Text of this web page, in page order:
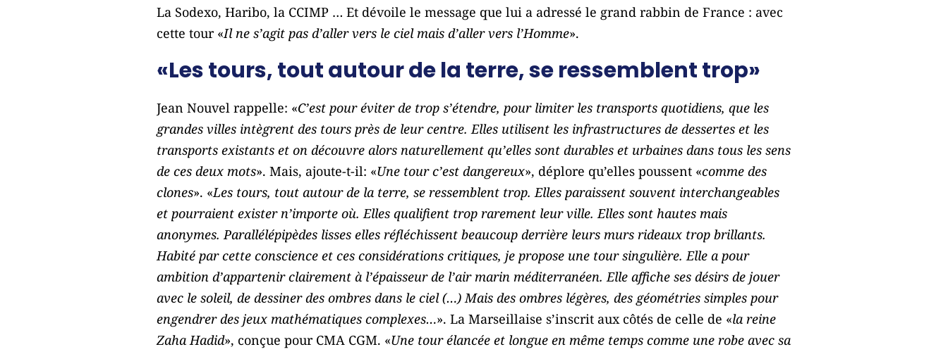
La Sodexo, Haribo, la CCIMP … Et dévoile le message que lui a adressé le grand rabbin de France : avec
cette tour «Il ne s’agit pas d’aller vers le ciel mais d’aller vers l’Homme».
«Les tours, tout autour de la terre, se ressemblent trop»
Jean Nouvel rappelle: «C’est pour éviter de trop s’étendre, pour limiter les transports quotidiens, que les
grandes villes intègrent des tours près de leur centre. Elles utilisent les infrastructures de dessertes et les
transports existants et on découvre alors naturellement qu’elles sont durables et urbaines dans tous les sens
de ces deux mots». Mais, ajoute-t-il: «Une tour c’est dangereux», déplore qu’elles poussent «comme des
clones». «Les tours, tout autour de la terre, se ressemblent trop. Elles paraissent souvent interchangeables
et pourraient exister n’importe où. Elles qualifient trop rarement leur ville. Elles sont hautes mais
anonymes. Parallélépipèdes lisses elles réfléchissent beaucoup derrière leurs murs rideaux trop brillants.
Habité par cette conscience et ces considérations critiques, je propose une tour singulière. Elle a pour
ambition d’appartenir clairement à l’épaisseur de l’air marin méditerranéen. Elle affiche ses désirs de jouer
avec le soleil, de dessiner des ombres dans le ciel (…) Mais des ombres légères, des géométries simples pour
engendrer des jeux mathématiques complexes…». La Marseillaise s’inscrit aux côtés de celle de «la reine
Zaha Hadid», conçue pour CMA CGM. «Une tour élancée et longue en même temps comme une robe avec sa